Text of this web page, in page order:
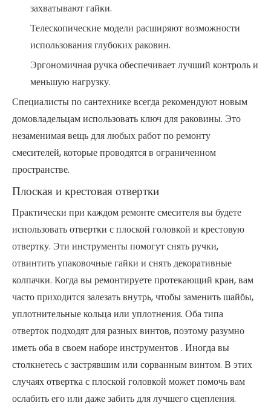
захватывают гайки.
Телескопические модели расширяют возможности
использования глубоких раковин.
Эргономичная ручка обеспечивает лучший контроль и
меньшую нагрузку.
Специалисты по сантехнике всегда рекомендуют новым
домовладельцам использовать ключ для раковины. Это
незаменимая вещь для любых работ по ремонту
смесителей, которые проводятся в ограниченном
пространстве.
Плоская и крестовая отвертки
Практически при каждом ремонте смесителя вы будете
использовать отвертки с плоской головкой и крестовую
отвертку. Эти инструменты помогут снять ручки,
отвинтить упаковочные гайки и снять декоративные
колпачки. Когда вы ремонтируете протекающий кран, вам
часто приходится залезать внутрь, чтобы заменить шайбы,
уплотнительные кольца или уплотнения. Оба типа
отверток подходят для разных винтов, поэтому разумно
иметь оба в своемнаборе инструментов . Иногда вы
столкнетесь с застрявшим или сорванным винтом. В этих
случаях отвертка с плоской головкой может помочь вам
ослабить его или даже забить для лучшего сцепления.